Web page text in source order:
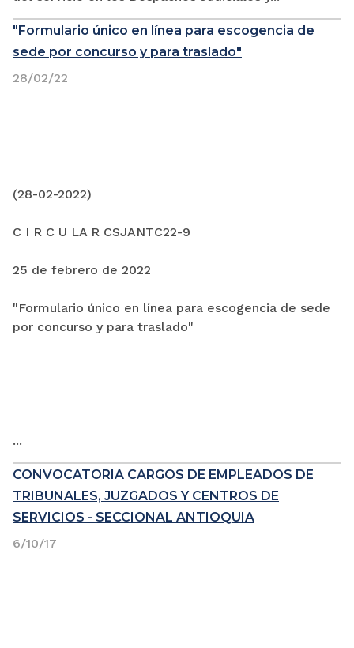
"Formulario único en línea para escogencia de
sede por concurso y para traslado"
(28-02-2022)
C I R C U LA R CSJANTC22-9
25 de febrero de 2022
"Formulario único en línea para escogencia de sede
por concurso y para traslado"
...
28/02/22
CONVOCATORIA CARGOS DE EMPLEADOS DE
TRIBUNALES, JUZGADOS Y CENTROS DE
SERVICIOS - SECCIONAL ANTIOQUIA
6/10/17